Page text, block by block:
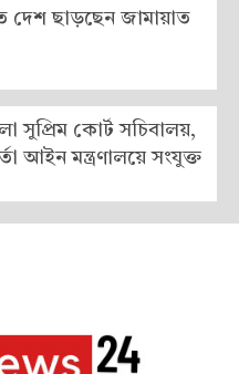
ছাড়ছেন জামায়াত
সুপ্রিম কোর্ট সচিবালয়,
আইন মন্ত্রণালয়ে সংযুক্ত